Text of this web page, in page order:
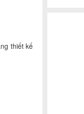
thiết kế